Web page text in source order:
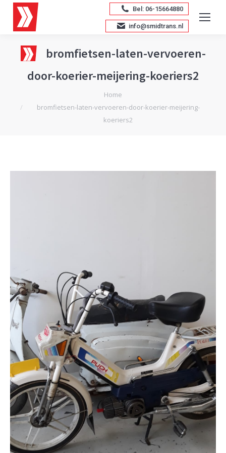
Bel: 06-15664880
info@smidtrans.nl
bromfietsen-laten-vervoeren-
door-koerier-meijering-koeriers2
Home
bromfietsen-laten-vervoeren-door-koerier-meijering-
koeriers2